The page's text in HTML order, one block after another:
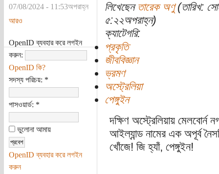
07/08/2024 - 11:53অপরাহ্ন
আরও
OpenID ব্যবহার করে লগইন
করুন:
OpenID কি?
সদস্য পরিচয়: *
পাসওয়ার্ড: *
ভুলোনা আমায়
OpenID ব্যবহার করে লগইন
করুন
লিখেছেন তারেক অণু(তারিখ:
৫:২২অপরাহ্ন)
ক্যাটেগরি:
প্রকৃতি
জীববিজ্ঞান
ভ্রমণ
অস্ট্রেলিয়া
পেঙ্গুইন
দক্ষিণ অস্ট্রেলিয়ায় মেলবোর্ন
আইল্যান্ড নামের এক অপূর্ব
খোঁজে! জি হ্যাঁ, পেঙ্গুইন!